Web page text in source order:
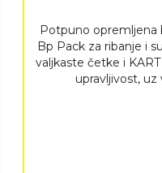
Potpuno opremljena
Bp Pack za ribanje i
valjkaste četke i
upravljivost, uz